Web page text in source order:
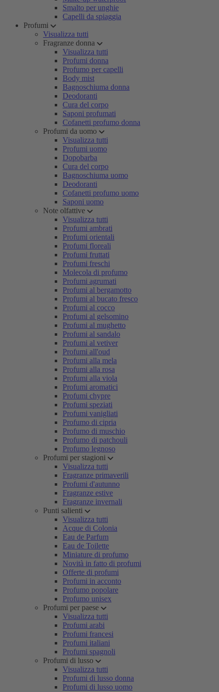
Smalto per unghie
Capelli da spiaggia
Profumi
Visualizza tutti
Fragranze donna
Visualizza tutti
Profumi donna
Profumo per capelli
Body mist
Bagnoschiuma donna
Deodoranti
Cura del corpo
Saponi profumati
Cofanetti profumo donna
Profumi da uomo
Visualizza tutti
Profumi uomo
Dopobarba
Cura del corpo
Bagnoschiuma uomo
Deodoranti
Cofanetti profumo uomo
Saponi uomo
Note olfattive
Visualizza tutti
Profumi ambrati
Profumi orientali
Profumi floreali
Profumi fruttati
Profumi freschi
Molecola di profumo
Profumi agrumati
Profumi al bergamotto
Profumi al bucato fresco
Profumi al cocco
Profumi al gelsomino
Profumi al mughetto
Profumi al sandalo
Profumi al vetiver
Profumi all'oud
Profumi alla mela
Profumi alla rosa
Profumi alla viola
Profumi aromatici
Profumi chypre
Profumi speziati
Profumi vanigliati
Profumo di cipria
Profumo di muschio
Profumo di patchouli
Profumo legnoso
Profumi per stagioni
Visualizza tutti
Fragranze primaverili
Profumi d'autunno
Fragranze estive
Fragranze invernali
Punti salienti
Visualizza tutti
Acque di Colonia
Eau de Parfum
Eau de Toilette
Miniature di profumo
Novità in fatto di profumi
Offerte di profumi
Profumi in acconto
Profumo popolare
Profumo unisex
Profumi per paese
Visualizza tutti
Profumi arabi
Profumi francesi
Profumi italiani
Profumi spagnoli
Profumi di lusso
Visualizza tutti
Profumi di lusso donna
Profumi di lusso uomo